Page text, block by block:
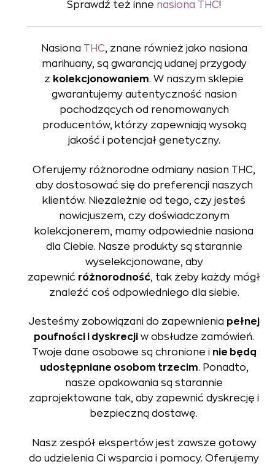
Sprawdź też inne nasiona THC!
Nasiona THC, znane również jako nasiona
marihuany, są gwarancją udanej przygody
z kolekcjonowaniem. W naszym sklepie
gwarantujemy autentyczność nasion
pochodzących od renomowanych
producentów, którzy zapewniają wysoką
jakość i potencjał genetyczny.
Oferujemy różnorodne odmiany nasion THC,
aby dostosować się do preferencji naszych
klientów. Niezależnie od tego, czy jesteś
nowicjuszem, czy doświadczonym
kolekcjonerem, mamy odpowiednie nasiona
dla Ciebie. Nasze produkty są starannie
wyselekcjonowane, aby
zapewnić różnorodność, tak żeby każdy mógł
znaleźć coś odpowiedniego dla siebie.
Jesteśmy zobowiązani do zapewnienia pełnej
poufności i dyskrecji w obsłudze zamówień.
Twoje dane osobowe są chronione i nie będą
udostępniane osobom trzecim. Ponadto,
nasze opakowania są starannie
zaprojektowane tak, aby zapewnić dyskrecję i
bezpieczną dostawę.
Nasz zespół ekspertów jest zawsze gotowy
do udzielenia Ci wsparcia i pomocy. Oferujemy